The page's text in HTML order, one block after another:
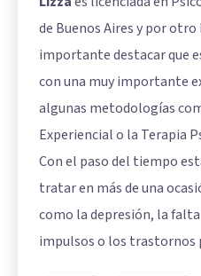
de Buenos Aires y por
importante destacar que
con una muy importante
algunas metodologías
Experiencial o la Terapia
Con el paso del tiempo
tratar en más de una
como la depresión, la
impulsos o los trastornos